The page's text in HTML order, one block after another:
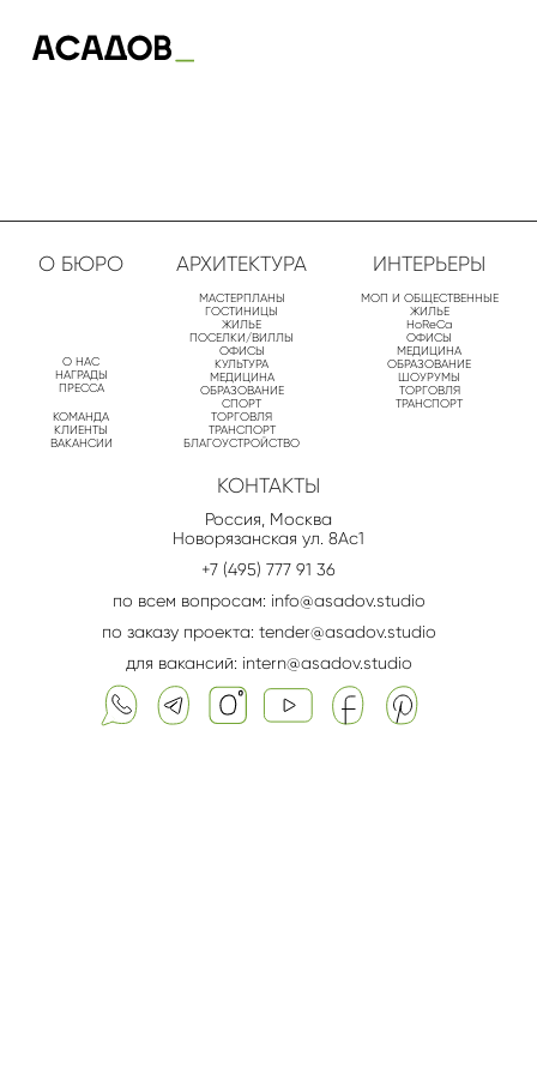
О БЮРО
О НАС
НАГРАДЫ
ПРЕССА
КОМАНДА
КЛИЕНТЫ
ВАКАНСИИ
АРХИТЕКТУРА
МАСТЕРПЛАНЫ
ГОСТИНИЦЫ
ЖИЛЬЕ
ПОСЕЛКИ/ВИЛЛЫ
ОФИСЫ
КУЛЬТУРА
МЕДИЦИНА
ОБРАЗОВАНИЕ
СПОРТ
ТОРГОВЛЯ
ТРАНСПОРТ
БЛАГОУСТРОЙСТВО
ИНТЕРЬЕРЫ
МОП И ОБЩЕСТВЕННЫЕ
ЖИЛЬЕ
HoReCa
ОФИСЫ
МЕДИЦИНА
ОБРАЗОВАНИЕ
ШОУРУМЫ
ТОРГОВЛЯ
ТРАНСПОРТ
КОНТАКТЫ
Россия, Москва
Новорязанская ул. 8Aс1
+7 (495) 777 91 36
по всем вопросам: info@asadov.studio
по заказу проекта: tender@asadov.studio
для вакансий: intern@asadov.studio